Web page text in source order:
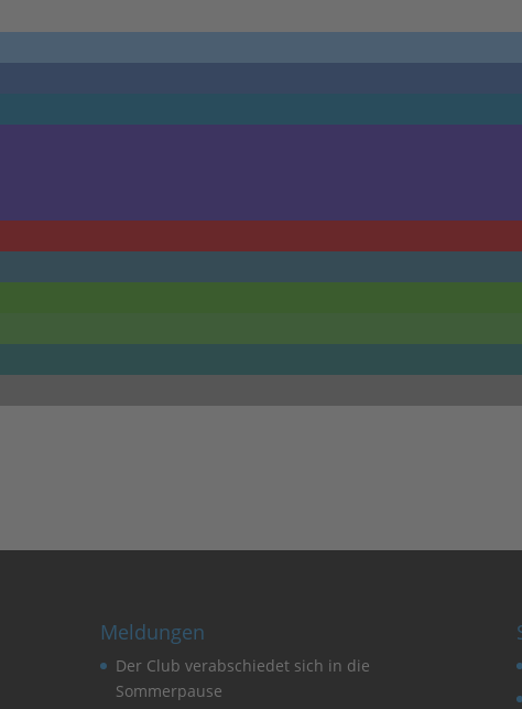
Meldungen
Der Club verabschiedet sich in die
Sommerpause